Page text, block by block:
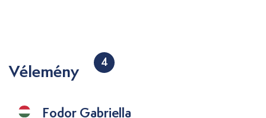
Vélemény 4
Fodor Gabriella